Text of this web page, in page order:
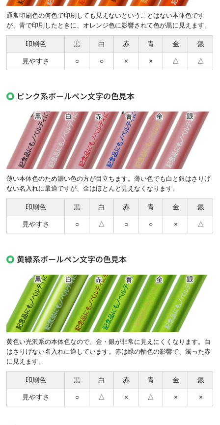
通常印刷色の何色で印刷しても見えないということはない本体色です
が、青で印刷したときに、オレンジ色に影響されて色が黒に見えます。
印刷色 黒 白 赤 青 金 銀
見やすさ ○ ○ × × △ △
ピンク系ボールペン文字の色見本
薄い本体色のため濃い色の方が目立ちます。薄い色でも白と銀はさりげ
ない名入れに最適ですが、金はほとんど見えなくなります。
印刷色 黒 白 赤 青 金 銀
見やすさ ○ △ ○ ○ × △
黄緑系ボールペン文字の色見本
黄色い光沢系の本体色なので、金・銀が非常に見えにくくなります。白
はさりげない名入れに適しています。赤は緑の軸色の影響で、濁った赤
に見えます。
印刷色 黒 白 赤 青 金 銀
見やすさ ○ △ × △ × ×